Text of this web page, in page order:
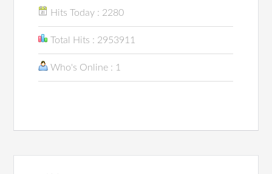
Hits Today : 2280
Total Hits : 2953911
Who's Online : 1